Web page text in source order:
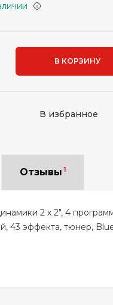
i
В КОРЗИНУ
В избранное
Отзывы 1
2 х 2", 4
43 эффекта, тюнер,